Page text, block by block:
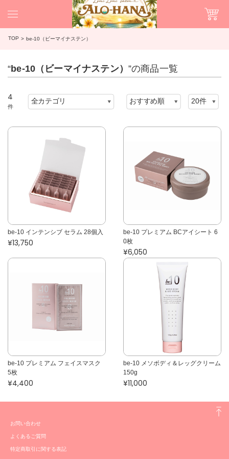
TOP be-10（ビーマイナステン）
“be-10（ビーマイナステン） ”の商品一覧
4
件
be-10 インテンシブ セラム 28個入
¥13,750
be-10 プレミアム BCアイシート 6
0枚
¥6,050
be-10 プレミアム フェイスマスク
5枚
¥4,400
be-10 メソボディ＆レッグクリーム
150g
¥11,000
お問い合わせ
よくあるご質問
特定商取引に関する表記